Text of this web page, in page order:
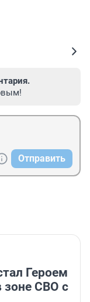
Отправить
Героем
зоне СВО с